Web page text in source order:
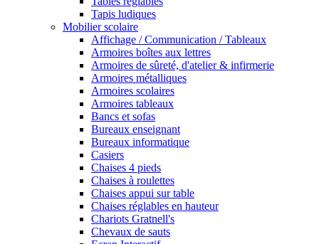
Tapis ludiques
Mobilier scolaire
Affichage / Communication / Tableaux
Armoires boîtes aux lettres
Armoires de sûreté, d'atelier & infirmerie
Armoires métalliques
Armoires scolaires
Armoires tableaux
Bancs et sofas
Bureaux enseignant
Bureaux informatique
Casiers
Chaises 4 pieds
Chaises à roulettes
Chaises appui sur table
Chaises réglables en hauteur
Chariots Gratnell's
Chevaux de sauts